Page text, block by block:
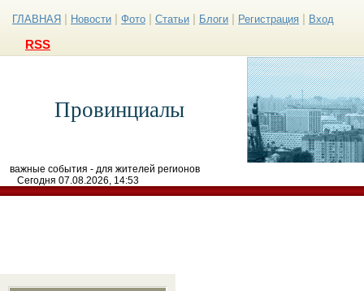
ГЛАВНАЯ Новости Фото Статьи Блоги Регистрация Вход
RSS
Провинциалы
важные события - для жителей регионов
Сегодня 07.08.2026, 14:53